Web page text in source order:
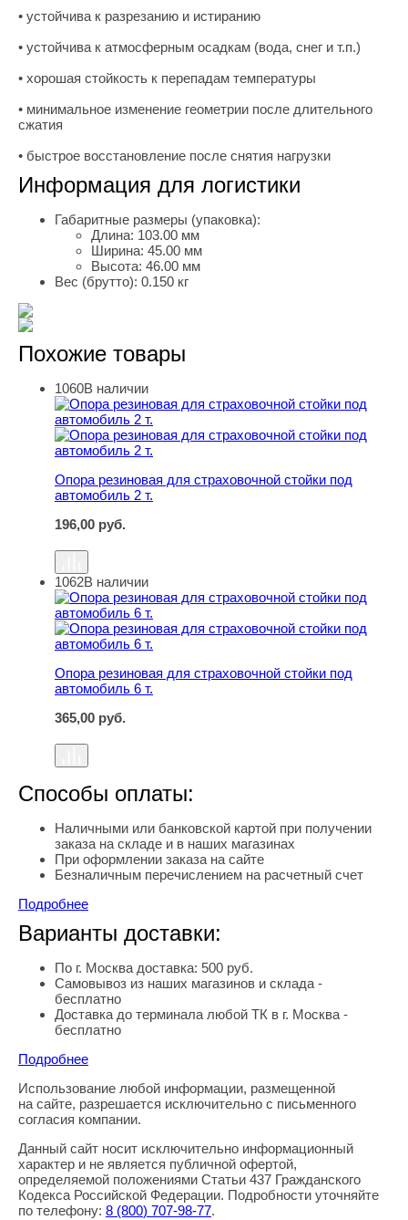
• устойчива к разрезанию и истиранию
• устойчива к атмосферным осадкам (вода, снег и т.п.)
• хорошая стойкость к перепадам температуры
• минимальное изменение геометрии после длительного
сжатия
• быстрое восстановление после снятия нагрузки
Информация для логистики
Габаритные размеры (упаковка):
Длина: 103.00 мм
Ширина: 45.00 мм
Высота: 46.00 мм
Вес (брутто): 0.150 кг
Похожие товары
Опора резиновая для страховочной стойки под
1060В наличии
Опора резиновая для страховочной стойки под
автомобиль 2 т.
196,00 руб.
Опора резиновая для страховочной стойки под
1062В наличии
Опора резиновая для страховочной стойки под
автомобиль 6 т.
365,00 руб.
Способы оплаты:
Наличными или банковской картой при получении
заказа на складе и в наших магазинах
При оформлении заказа на сайте
Безналичным перечислением на расчетный счет
Подробнее
Варианты доставки:
По г. Москва доставка: 500 руб.
Самовывоз из наших магазинов и склада -
бесплатно
Доставка до терминала любой ТК в г. Москва -
бесплатно
Подробнее
Правовая информация
Использование любой информации, размещенной
на сайте, разрешается исключительно с письменного
согласия компании.
Данный сайт носит исключительно информационный
характер и не является публичной офертой,
определяемой положениями Статьи 437 Гражданского
Кодекса Российской Федерации. Подробности уточняйте
по телефону: 8 (800) 707-98-77.